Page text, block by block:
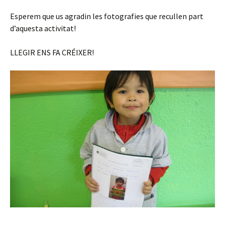
Esperem que us agradin les fotografies que recullen part
d’aquesta activitat!
LLEGIR ENS FA CRÉIXER!